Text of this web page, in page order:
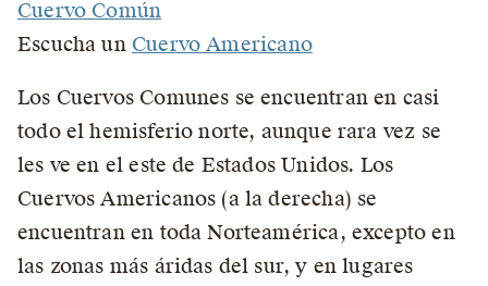
Cuervo Común
Escucha un Cuervo Americano
Los Cuervos Comunes se encuentran en casi
todo el hemisferio norte, aunque rara vez se
les ve en el este de Estados Unidos. Los
Cuervos Americanos (a la derecha) se
encuentran en toda Norteamérica, excepto en
las zonas más áridas del sur, y en lugares